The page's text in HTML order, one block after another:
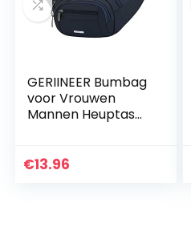
GERIINEER Bumbag
voor Vrouwen
Mannen Heuptas
ritssluiting
€13.96